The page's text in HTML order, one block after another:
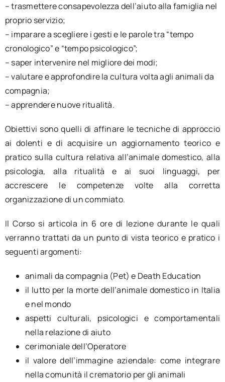
– trasmettere consapevolezza dell’aiuto alla famiglia nel
proprio servizio;
– imparare a scegliere i gesti e le parole tra “tempo
cronologico” e “tempo psicologico”;
– saper intervenire nel migliore dei modi;
– valutare e approfondire la cultura volta agli animali da
compagnia;
– apprendere nuove ritualità.
Obiettivi sono quelli di affinare le tecniche di approccio
ai dolenti e di acquisire un aggiornamento teorico e
pratico sulla cultura relativa all’animale domestico, alla
psicologia, alla ritualità e ai suoi linguaggi, per
accrescere le competenze volte alla corretta
organizzazione di un commiato.
Il Corso si articola in 6 ore di lezione durante le quali
verranno trattati da un punto di vista teorico e pratico i
seguenti argomenti:
animali da compagnia (Pet) e Death Education
il lutto per la morte dell’animale domestico in Italia
e nel mondo
aspetti culturali, psicologici e comportamentali
nella relazione di aiuto
cerimoniale dell’Operatore
il valore dell’immagine aziendale: come integrare
nella comunità il crematorio per gli animali